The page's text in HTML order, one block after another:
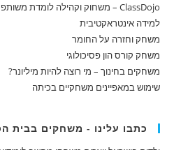
ClassDojo – משחוק וקהילה לומדת משותפת
למידה אינטראקטיבית
משחק וחזרה על החומר
משחק קורס הון פסיכולוגי
משחקים בחינוך – מי רוצה להיות מיליונר?
שימוש במאפיינים משחקיים בכיתה
כתבו עלינו - משחקים בבית